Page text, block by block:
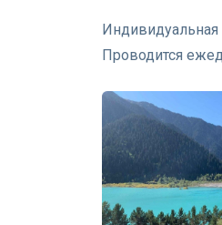
Индивидуальная
Проводится